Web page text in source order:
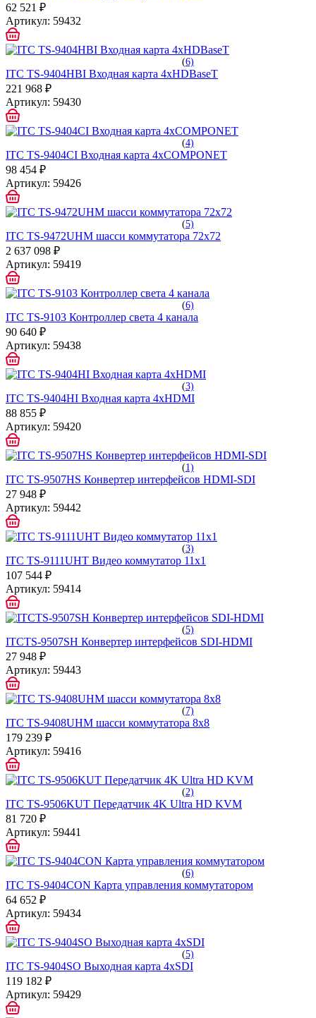
62 521 ₽
Артикул: 59432
(6)
ITC TS-9404HBI Входная карта 4хHDBaseT
221 968 ₽
Артикул: 59430
(4)
ITC TS-9404CI Входная карта 4хCOMPONET
98 454 ₽
Артикул: 59426
(5)
ITC TS-9472UHM шасси коммутатора 72х72
2 637 098 ₽
Артикул: 59419
(6)
ITC TS-9103 Контроллер света 4 канала
90 640 ₽
Артикул: 59438
(3)
ITC TS-9404HI Входная карта 4хHDMI
88 855 ₽
Артикул: 59420
(1)
ITC TS-9507HS Конвертер интерфейсов HDMI-SDI
27 948 ₽
Артикул: 59442
(3)
ITC TS-9111UHT Видео коммутатор 11х1
107 544 ₽
Артикул: 59414
(5)
ITCTS-9507SH Конвертер интерфейсов SDI-HDMI
27 948 ₽
Артикул: 59443
(7)
ITC TS-9408UHM шасси коммутатора 8х8
179 239 ₽
Артикул: 59416
(2)
ITC TS-9506KUT Передатчик 4K Ultra HD KVM
81 720 ₽
Артикул: 59441
(6)
ITC TS-9404CON Карта управления коммутатором
64 652 ₽
Артикул: 59434
(5)
ITC TS-9404SO Выходная карта 4хSDI
119 182 ₽
Артикул: 59429